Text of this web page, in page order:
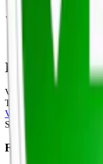
Information
Velo är ett varumärke av
Tobacco. Ursprungligen
Velo snus
Spirit och Mighty
Färskt vitt snus